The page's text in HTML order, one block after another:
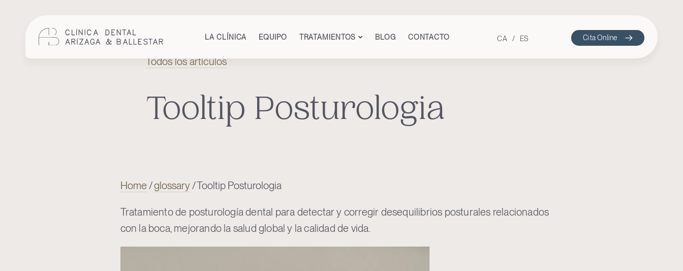
Cuidem
LA CLÍNICA EQUIPO TRATAMIENTOS BLOG CONTACTO CA ES Cita Online
Todos los artículos
Tooltip Posturologia
Home /glossary/Tooltip Posturologia
Tratamiento de posturología dental para detectar y corregir desequilibrios posturales relacionados
con la boca, mejorando la salud global y la calidad de vida.